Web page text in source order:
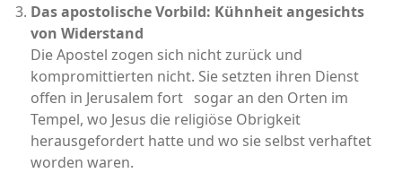
Das apostolische Vorbild: Kühnheit angesichts
von Widerstand
Die Apostel zogen sich nicht zurück und
kompromittierten nicht. Sie setzten ihren Dienst
offen in Jerusalem fort sogar an den Orten im
Tempel, wo Jesus die religiöse Obrigkeit
herausgefordert hatte und wo sie selbst verhaftet
worden waren.